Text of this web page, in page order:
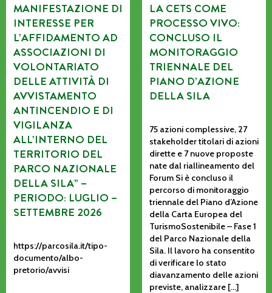
MANIFESTAZIONE DI
INTERESSE PER
L’AFFIDAMENTO AD
ASSOCIAZIONI DI
VOLONTARIATO
DELLE ATTIVITÀ DI
AVVISTAMENTO
ANTINCENDIO E DI
VIGILANZA
ALL’INTERNO DEL
TERRITORIO DEL
PARCO NAZIONALE
DELLA SILA” –
PERIODO: LUGLIO –
SETTEMBRE 2026
https://parcosila.it/tipo-
documento/albo-
pretorio/avvisi
LA CETS COME
PROCESSO VIVO:
CONCLUSO IL
MONITORAGGIO
TRIENNALE DEL
PIANO D’AZIONE
DELLA SILA
75 azioni complessive, 27
stakeholder titolari di azioni
dirette e 7 nuove proposte
nate dal riallineamento del
Forum Si è concluso il
percorso di monitoraggio
triennale del Piano d’Azione
della Carta Europea del
TurismoSostenibile – Fase 1
del Parco Nazionale della
Sila. Il lavoro ha consentito
di verificare lo stato
diavanzamento delle azioni
previste, analizzare […]